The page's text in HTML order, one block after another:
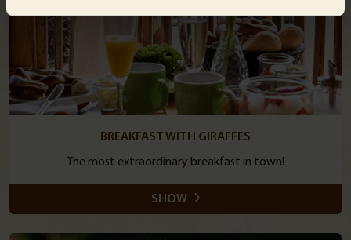
BREAKFAST WITH GIRAFFES
The most extraordinary breakfast in town!
SHOW